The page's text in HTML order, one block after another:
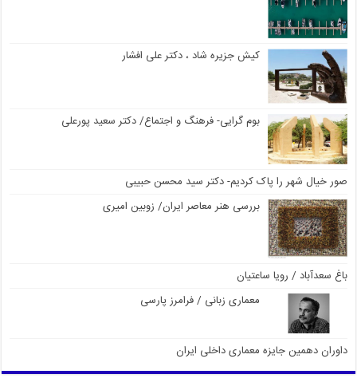
کیش جزیره شاد ، دکتر علی افشار
بوم گرایی- فرهنگ و اجتماع/ دکتر سعید پورعلی
صور خیال شهر را پاک کردیم- دکتر سید محسن حبیبی
بررسی هنر معاصر ایران/ زوبین امیری
باغ سعدآباد / رویا ساعتیان
معماری زبانی / فرامرز پارسی
داوران دهمین جایزه معماری داخلی ایران